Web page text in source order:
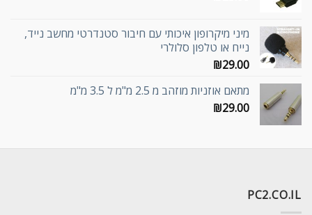
מיני מיקרופון איכותי עם חיבור סטנדרטי מחשב נייד,
נייח או טלפון סלולרי
₪29.00
מתאם אוזניות מוזהב מ 2.5 מ"מ ל 3.5 מ"מ
₪29.00
PC2.CO.IL